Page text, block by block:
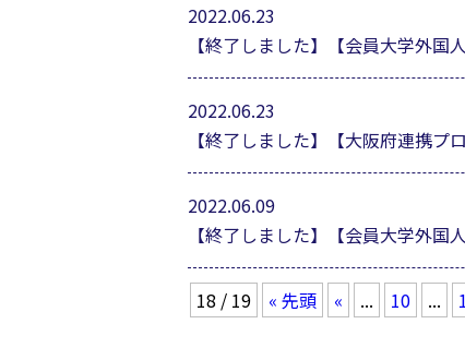
2022.06.23
【終了しました】【会員大学外国
2022.06.23
【終了しました】【大阪府連携
2022.06.09
【終了しました】【会員大学外国
18 / 19 « 先頭 « ... 10 ...